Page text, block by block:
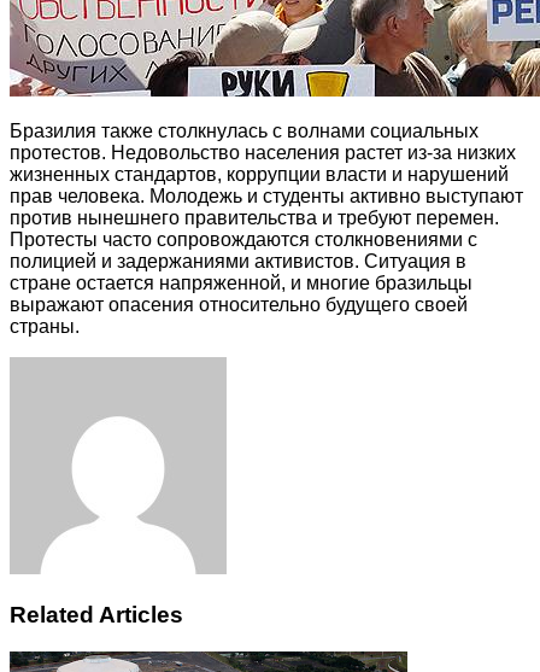
Бразилия также столкнулась с волнами социальных
протестов. Недовольство населения растет из-за низких
жизненных стандартов, коррупции власти и нарушений
прав человека. Молодежь и студенты активно выступают
против нынешнего правительства и требуют перемен.
Протесты часто сопровождаются столкновениями с
полицией и задержаниями активистов. Ситуация в
стране остается напряженной, и многие бразильцы
выражают опасения относительно будущего своей
страны.
Related Articles